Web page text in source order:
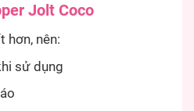
Jolt Coco
hơn, nên:
sử dụng